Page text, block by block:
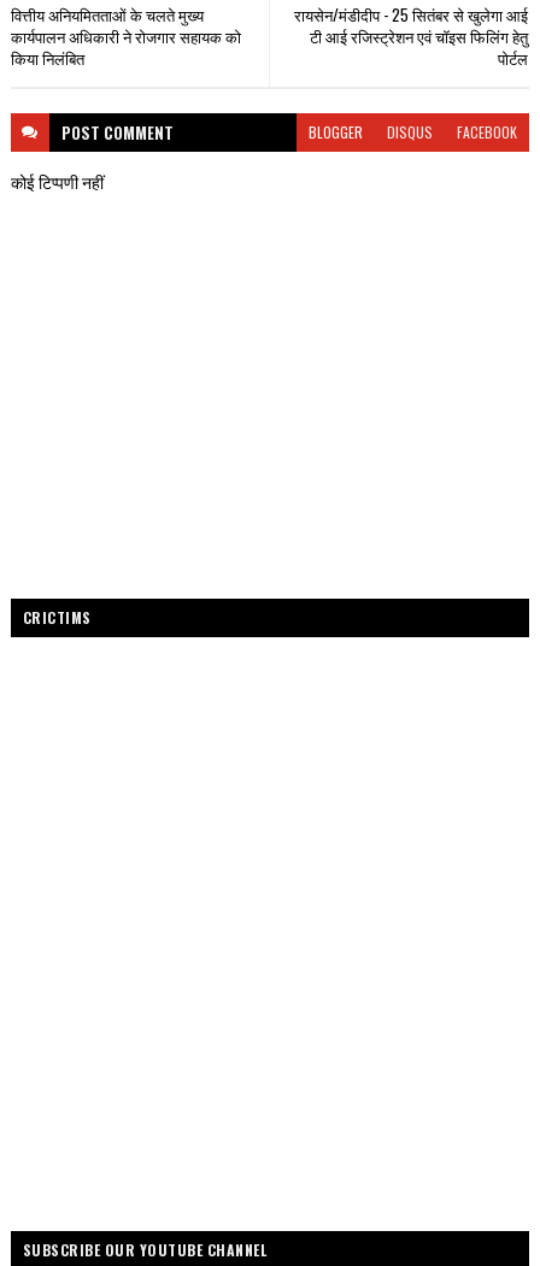
रायसेन/मंडीदीप - 25 सितंबर से खुलेगा आई
टी आई रजिस्ट्रेशन एवं चॉइस फिलिंग हेतु
पोर्टल
वित्तीय अनियमितताओं के चलते मुख्य
कार्यपालन अधिकारी ने रोजगार सहायक को
किया निलंबित
POST COMMENT BLOGGER DISQUS FACEBOOK
कोई टिप्पणी नहीं
CRICTIMS
SUBSCRIBE OUR YOUTUBE CHANNEL